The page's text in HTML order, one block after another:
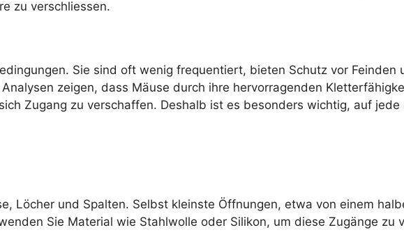
zu verschliessen.
Sie sind oft wenig frequentiert, bieten Schutz vor Feinden
zeigen, dass Mäuse durch ihre hervorragenden
Zugang zu verschaffen. Deshalb ist es besonders wichtig, auf
Löcher und Spalten. Selbst kleinste Öffnungen, etwa von einem
Sie Material wie Stahlwolle oder Silikon, um diese Zugänge zu